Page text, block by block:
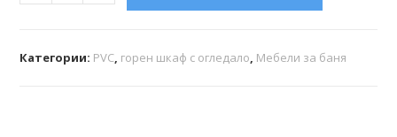
Категории: PVC, горен шкаф с огледало, Мебели за баня